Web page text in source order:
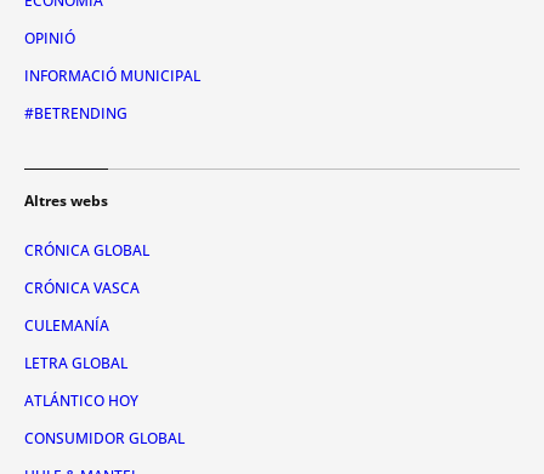
OPINIÓ
INFORMACIÓ MUNICIPAL
#BETRENDING
Altres webs
CRÓNICA GLOBAL
CRÓNICA VASCA
CULEMANÍA
LETRA GLOBAL
ATLÁNTICO HOY
CONSUMIDOR GLOBAL